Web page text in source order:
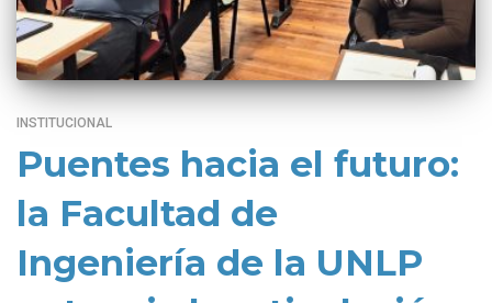
INSTITUCIONAL
Puentes hacia el futuro:
la Facultad de
Ingeniería de la UNLP